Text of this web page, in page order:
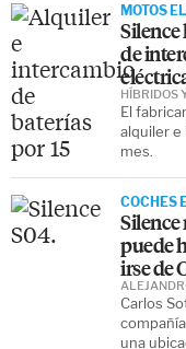
MOTOS
Silence
de
El
alquiler e
mes.
HÍBRIDOS
COCHES
Silence
puede
irse de
Carlos
una